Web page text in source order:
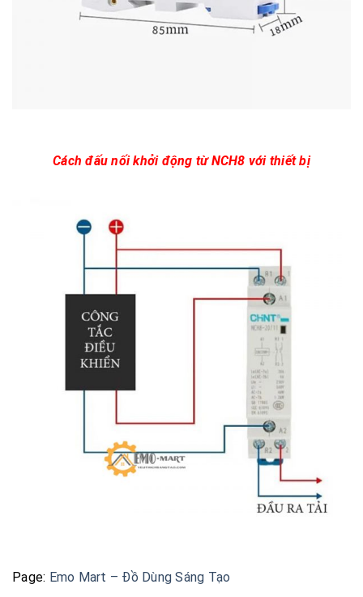
Cách đấu nối khởi động từ NCH8 với thiết bị
Page: Emo Mart – Đồ Dùng Sáng Tạo